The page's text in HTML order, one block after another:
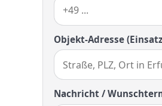
Objekt-Adresse
Nachricht /